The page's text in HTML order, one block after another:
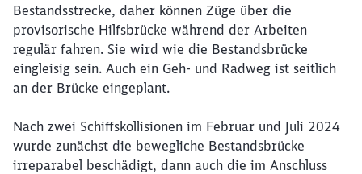
Bestandsstrecke, daher können Züge über die
provisorische Hilfsbrücke während der Arbeiten
regulär fahren. Sie wird wie die Bestandsbrücke
eingleisig sein. Auch ein Geh- und Radweg ist seitlich
an der Brücke eingeplant.
Nach zwei Schiffskollisionen im Februar und Juli 2024
wurde zunächst die bewegliche Bestandsbrücke
irreparabel beschädigt, dann auch die im Anschluss